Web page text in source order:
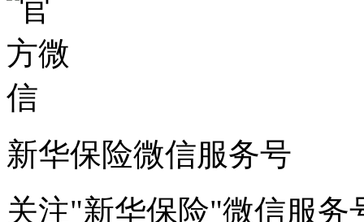
新华保险微信服务号
关注"新华保险"微信服务